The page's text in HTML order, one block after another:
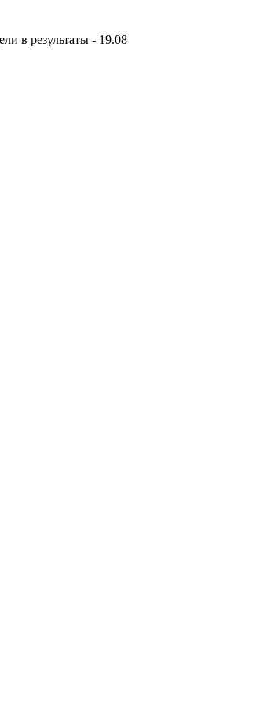
в результаты - 19.08